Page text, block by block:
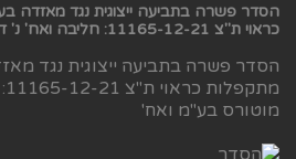
הסדר פשרה בתביעה ייצוגית נגד מאזדה
כראוי ת"צ 11165-12-21: חליבה ואח' נ' דלק מוטורס בע"מ ואח'
הסדר פשרה בתביעה ייצוגית נגד
מוטורס בע"מ ואח'